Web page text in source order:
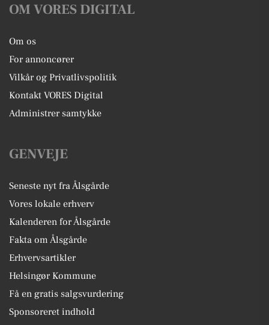
OM VORES DIGITAL
Om os
For annoncører
Vilkår og Privatlivspolitik
Kontakt VORES Digital
Administrer samtykke
GENVEJE
Seneste nyt fra Ålsgårde
Vores lokale erhverv
Kalenderen for Ålsgårde
Fakta om Ålsgårde
Erhvervsartikler
Helsingør Kommune
Få en gratis salgsvurdering
Sponsoreret indhold